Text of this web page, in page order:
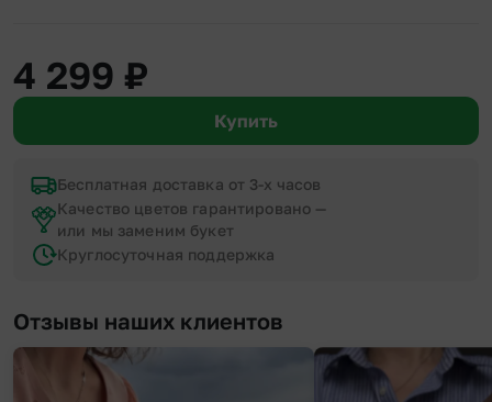
4 299 ₽
Купить
Бесплатная доставка от 3-х часов
Качество цветов гарантировано —
или мы заменим букет
Круглосуточная поддержка
Отзывы наших клиентов